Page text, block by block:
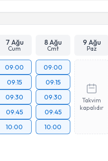
7 Ağu
Cum
8 Ağu
Cmt
9 Ağu
Paz
09:00
09:15
09:30
09:45
10:00
09:00
09:15
09:30
09:45
10:00
Takvim
kapalıdır